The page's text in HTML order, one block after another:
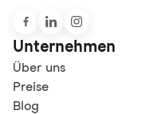
Unternehmen
Über uns
Preise
Blog